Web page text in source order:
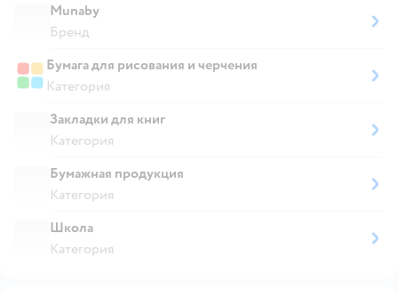
Munaby
Бренд
Бумага для рисования и черчения
Категория
Закладки для книг
Категория
Бумажная продукция
Категория
Школа
Категория